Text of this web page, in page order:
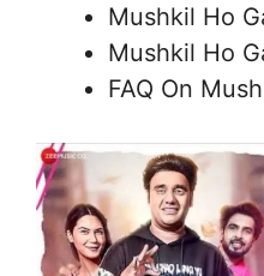
Mushkil Ho
Mushkil Ho
FAQ On